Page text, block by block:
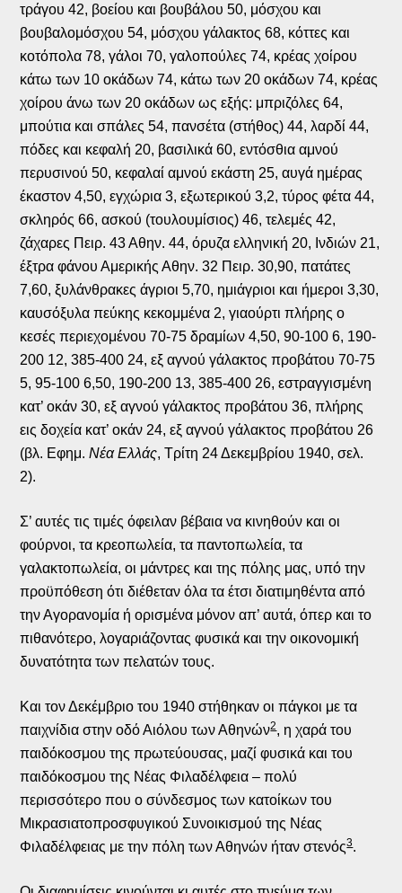
τράγου 42, βοείου και βουβάλου 50, μόσχου και
βουβαλομόσχου 54, μόσχου γάλακτος 68, κόττες και
κοτόπολα 78, γάλοι 70, γαλοπούλες 74, κρέας χοίρου
κάτω των 10 οκάδων 74, κάτω των 20 οκάδων 74, κρέας
χοίρου άνω των 20 οκάδων ως εξής: μπριζόλες 64,
μπούτια και σπάλες 54, πανσέτα (στήθος) 44, λαρδί 44,
πόδες και κεφαλή 20, βασιλικά 60, εντόσθια αμνού
περυσινού 50, κεφαλαί αμνού εκάστη 25, αυγά ημέρας
έκαστον 4,50, εγχώρια 3, εξωτερικού 3,2, τύρος φέτα 44,
σκληρός 66, ασκού (τουλουμίσιος) 46, τελεμές 42,
ζάχαρες Πειρ. 43 Αθην. 44, όρυζα ελληνική 20, Ινδιών 21,
έξτρα φάνου Αμερικής Αθην. 32 Πειρ. 30,90, πατάτες
7,60, ξυλάνθρακες άγριοι 5,70, ημιάγριοι και ήμεροι 3,30,
καυσόξυλα πεύκης κεκομμένα 2, γιαούρτι πλήρης ο
κεσές περιεχομένου 70-75 δραμίων 4,50, 90-100 6, 190-
200 12, 385-400 24, εξ αγνού γάλακτος προβάτου 70-75
5, 95-100 6,50, 190-200 13, 385-400 26, εστραγγισμένη
κατ’ οκάν 30, εξ αγνού γάλακτος προβάτου 36, πλήρης
εις δοχεία κατ’ οκάν 24, εξ αγνού γάλακτος προβάτου 26
(βλ. Εφημ.Νέα Ελλάς, Τρίτη 24 Δεκεμβρίου 1940, σελ.
2).
Σ’ αυτές τις τιμές όφειλαν βέβαια να κινηθούν και οι
φούρνοι, τα κρεοπωλεία, τα παντοπωλεία, τα
γαλακτοπωλεία, οι μάντρες και της πόλης μας, υπό την
προϋπόθεση ότι διέθεταν όλα τα έτσι διατιμηθέντα από
την Αγορανομία ή ορισμένα μόνον απ’ αυτά, όπερ και το
πιθανότερο, λογαριάζοντας φυσικά και την οικονομική
δυνατότητα των πελατών τους.
Και τον Δεκέμβριο του 1940 στήθηκαν οι πάγκοι με τα
παιχνίδια στην οδό Αιόλου των Αθηνών2, η χαρά του
παιδόκοσμου της πρωτεύουσας, μαζί φυσικά και του
παιδόκοσμου της Νέας Φιλαδέλφεια – πολύ
περισσότερο που ο σύνδεσμος των κατοίκων του
Μικρασιατοπροσφυγικού Συνοικισμού της Νέας
Φιλαδέλφειας με την πόλη των Αθηνών ήταν στενός3.